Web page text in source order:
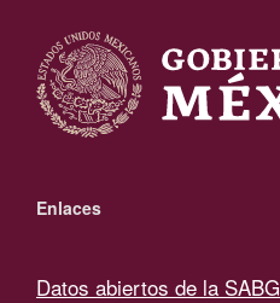
Enlaces
Datos abiertos de la SABG